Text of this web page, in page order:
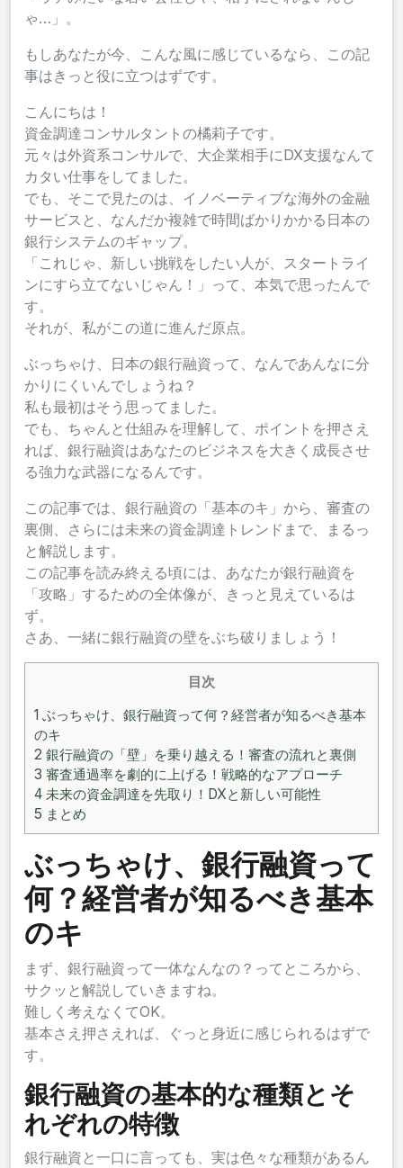
ゃ…」。
もしあなたが今、こんな風に感じているなら、この記
事はきっと役に立つはずです。
こんにちは！
資金調達コンサルタントの橘莉子です。
元々は外資系コンサルで、大企業相手にDX支援なんて
カタい仕事をしてました。
でも、そこで見たのは、イノベーティブな海外の金融
サービスと、なんだか複雑で時間ばかりかかる日本の
銀行システムのギャップ。
「これじゃ、新しい挑戦をしたい人が、スタートライ
ンにすら立てないじゃん！」って、本気で思ったんで
す。
それが、私がこの道に進んだ原点。
ぶっちゃけ、日本の銀行融資って、なんであんなに分
かりにくいんでしょうね？
私も最初はそう思ってました。
でも、ちゃんと仕組みを理解して、ポイントを押さえ
れば、銀行融資はあなたのビジネスを大きく成長させ
る強力な武器になるんです。
この記事では、銀行融資の「基本のキ」から、審査の
裏側、さらには未来の資金調達トレンドまで、まるっ
と解説します。
この記事を読み終える頃には、あなたが銀行融資を
「攻略」するための全体像が、きっと見えているは
ず。
さあ、一緒に銀行融資の壁をぶち破りましょう！
目次
1 ぶっちゃけ、銀行融資って何？経営者が知るべき基本
のキ
2 銀行融資の「壁」を乗り越える！審査の流れと裏側
3 審査通過率を劇的に上げる！戦略的なアプローチ
4 未来の資金調達を先取り！DXと新しい可能性
5 まとめ
ぶっちゃけ、銀行融資って
何？経営者が知るべき基本
のキ
まず、銀行融資って一体なんなの？ってところから、
サクッと解説していきますね。
難しく考えなくてOK。
基本さえ押さえれば、ぐっと身近に感じられるはずで
す。
銀行融資の基本的な種類とそ
れぞれの特徴
銀行融資と一口に言っても、実は色々な種類があるん